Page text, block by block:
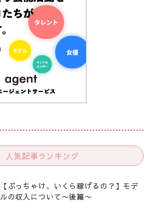
人気記事ランキング
【ぶっちゃけ、いくら稼げるの？】モデ
ルの収入について〜後篇〜